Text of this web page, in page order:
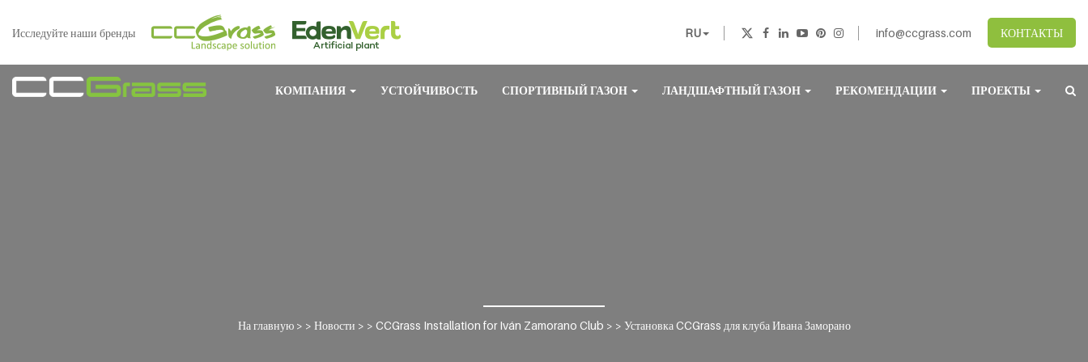
Исследуйте наши бренды RU info@ccgrass.com КОНТАКТЫ
КОМПАНИЯ УСТОЙЧИВОСТЬ СПОРТИВНЫЙ ГАЗОН ЛАНДШАФТНЫЙ ГАЗОН РЕКОМЕНДАЦИИ ПРОЕКТЫ
На главную> > Новости > > CCGrass Installation for Iván Zamorano Club > > Установка CCGrass для клуба Ивана Заморано